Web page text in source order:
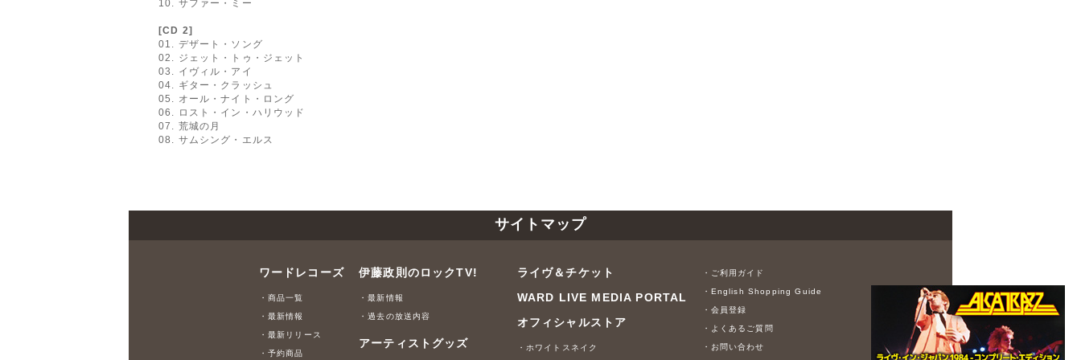
10. サファー・ミー
[CD 2]
01. デザート・ソング
02. ジェット・トゥ・ジェット
03. イヴィル・アイ
04. ギター・クラッシュ
05. オール・ナイト・ロング
06. ロスト・イン・ハリウッド
07. 荒城の月
08. サムシング・エルス
サイトマップ
ワードレコーズ
・商品一覧
・最新情報
・最新リリース
・予約商品
伊藤政則のロックTV!
・最新情報
・過去の放送内容
アーティストグッズ
ライヴ＆チケット
WARD LIVE MEDIA PORTAL
オフィシャルストア
・ホワイトスネイク
・ご利用ガイド
・English Shopping Guide
・会員登録
・よくあるご質問
・お問い合わせ